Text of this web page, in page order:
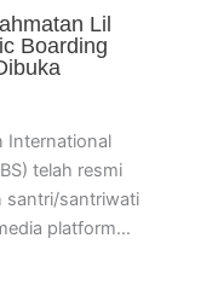
Lil
Boarding
International
telah resmi
santri/santriwati
platform…